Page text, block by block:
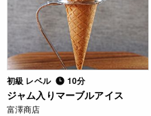
初級 レベル 10分
ジャム入りマーブルアイス
富澤商店